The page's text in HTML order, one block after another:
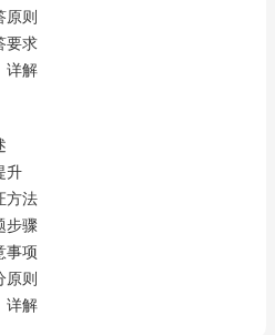
原则
要求
详解
升
方法
步骤
事项
原则
详解